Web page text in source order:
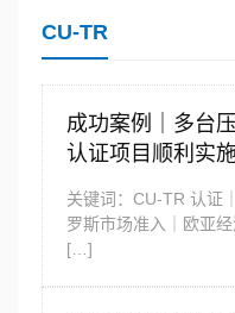
CU-TR
成功案例｜多台
认证项目顺利实
关键词：CU-TR 认证
罗斯市场准入｜欧亚
[…]